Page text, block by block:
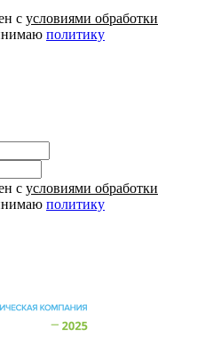
с условиями обработки
политику
с условиями обработки
политику